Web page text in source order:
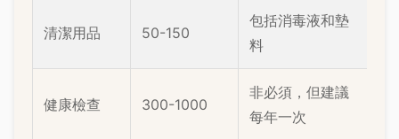
清潔用品 50-150
包括消毒液和墊
料
健康檢查 300-1000
非必須，但建議
每年一次